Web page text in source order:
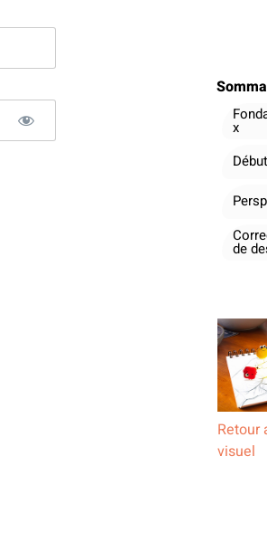
x
de
Retour
visuel